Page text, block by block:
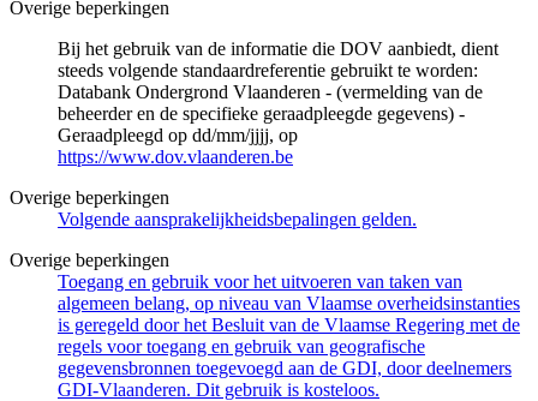
Overige beperkingen
Bij het gebruik van de informatie die DOV aanbiedt, dient
steeds volgende standaardreferentie gebruikt te worden:
Databank Ondergrond Vlaanderen - (vermelding van de
beheerder en de specifieke geraadpleegde gegevens) -
Geraadpleegd op dd/mm/jjjj, op
https://www.dov.vlaanderen.be
Overige beperkingen
Volgende aansprakelijkheidsbepalingen gelden.
Overige beperkingen
Toegang en gebruik voor het uitvoeren van taken van
algemeen belang, op niveau van Vlaamse overheidsinstanties
is geregeld door het Besluit van de Vlaamse Regering met de
regels voor toegang en gebruik van geografische
gegevensbronnen toegevoegd aan de GDI, door deelnemers
GDI-Vlaanderen. Dit gebruik is kosteloos.